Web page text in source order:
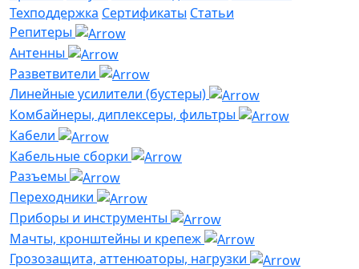
Техподдержка Сертификаты Статьи
Репитеры
Антенны
Разветвители
Линейные усилители (бустеры)
Комбайнеры, диплексеры, фильтры
Кабели
Кабельные сборки
Разъемы
Переходники
Приборы и инструменты
Мачты, кронштейны и крепеж
Грозозащита, аттенюаторы, нагрузки